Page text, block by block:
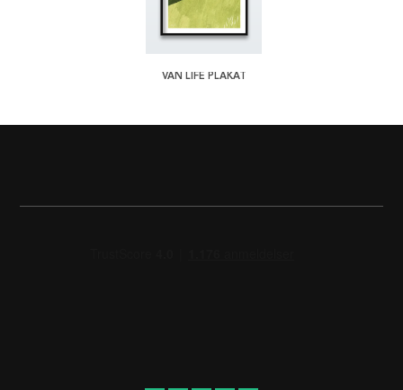
VAN LIFE PLAKAT